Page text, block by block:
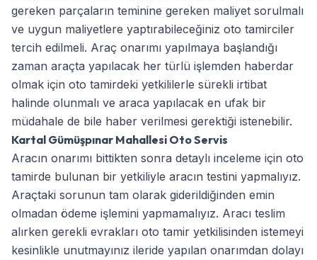
gereken parçaların teminine gereken maliyet sorulmalı
ve uygun maliyetlere yaptırabileceğiniz oto tamirciler
tercih edilmeli. Araç onarımı yapılmaya başlandığı
zaman araçta yapılacak her türlü işlemden haberdar
olmak için oto tamirdeki yetkililerle sürekli irtibat
halinde olunmalı ve araca yapılacak en ufak bir
müdahale de bile haber verilmesi gerektiği istenebilir.
Kartal Gümüşpınar Mahallesi Oto Servis
Aracın onarımı bittikten sonra detaylı inceleme için oto
tamirde bulunan bir yetkiliyle aracın testini yapmalıyız.
Araçtaki sorunun tam olarak giderildiğinden emin
olmadan ödeme işlemini yapmamalıyız. Aracı teslim
alırken gerekli evrakları oto tamir yetkilisinden istemeyi
kesinlikle unutmayınız ileride yapılan onarımdan dolayı